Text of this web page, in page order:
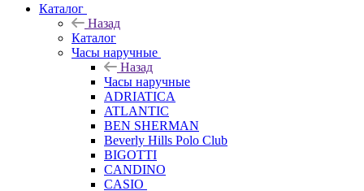
Каталог
Назад
Каталог
Часы наручные
Назад
Часы наручные
ADRIATICA
ATLANTIC
BEN SHERMAN
Beverly Hills Polo Club
BIGOTTI
CANDINO
CASIO